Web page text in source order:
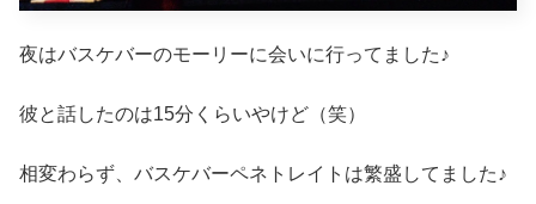
夜はバスケバーのモーリーに会いに行ってました♪
彼と話したのは15分くらいやけど（笑）
相変わらず、バスケバーペネトレイトは繁盛してました♪